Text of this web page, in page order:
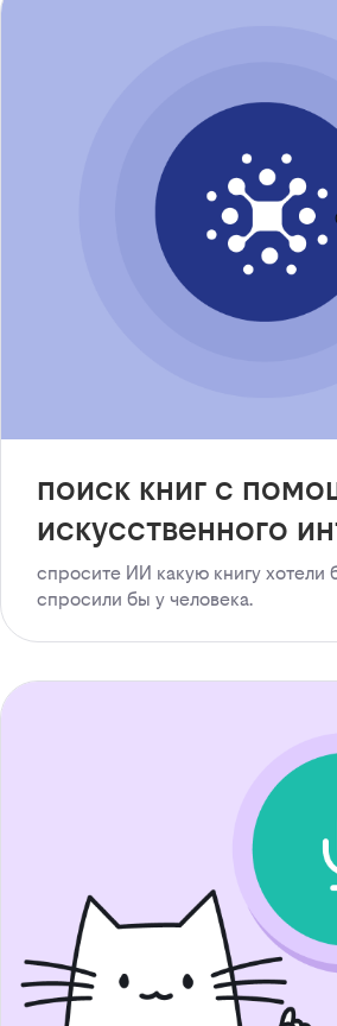
поиск книг с
искусственного
спросите ИИ какую книгу хотели
спросили бы у человека.